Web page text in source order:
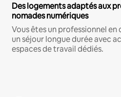
Des logements adaptés aux
nomades numériques
Vous êtes un professionnel
un séjour longue durée avec
espaces de travail dédiés.